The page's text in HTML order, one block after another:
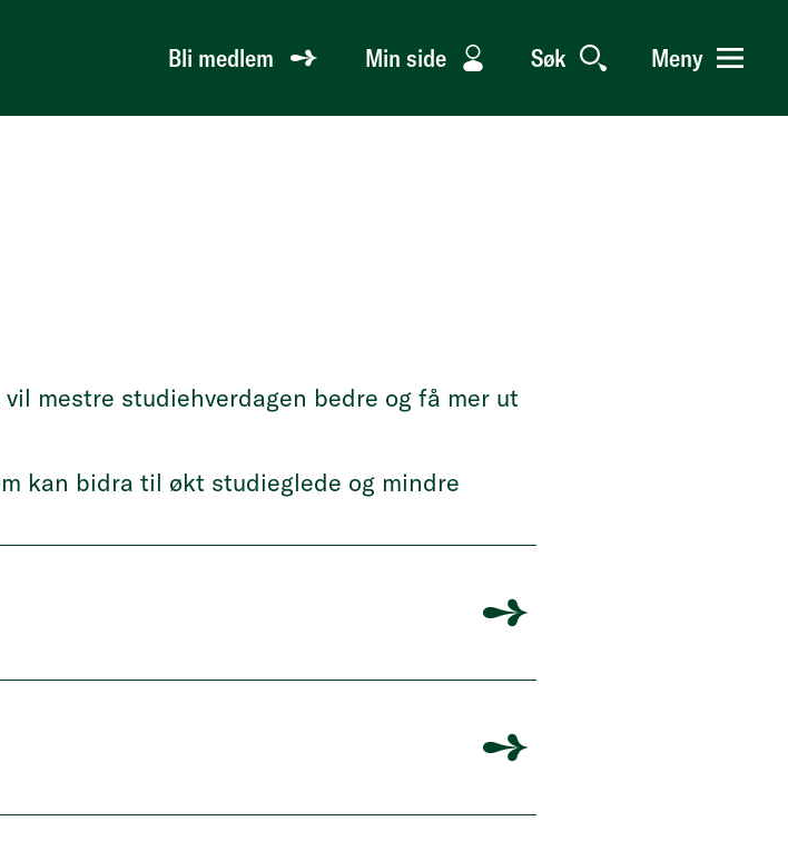
Bli medlem Min side Søk Meny
mestre studiehverdagen bedre og få mer ut
kan bidra til økt studieglede og mindre